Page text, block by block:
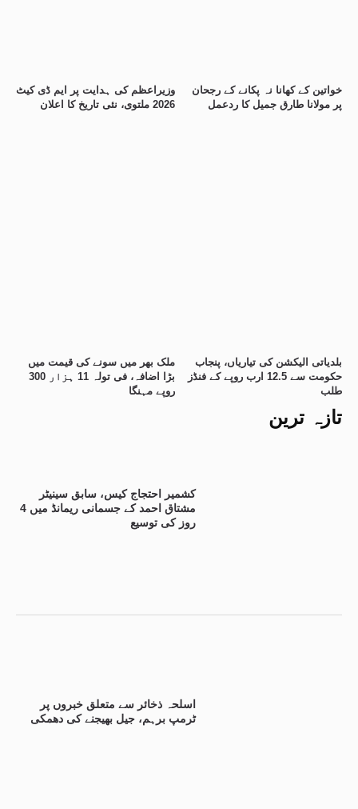
تازہ ترین
کشمیر احتجاج کیس، سابق سینیٹر
مشتاق احمد کے جسمانی ریمانڈ میں 4
روز کی توسیع
اسلحہ ذخائر سے متعلق خبروں پر
ٹرمپ برہم، جیل بھیجنے کی دھمکی
وزیراعظم کی ہدایت پر ایم ڈی کیٹ
2026 ملتوی، نئی تاریخ کا اعلان
خواتین کے کھانا نہ پکانے کے رجحان
پر مولانا طارق جمیل کا ردعمل
ملک بھر میں سونے کی قیمت میں
بڑا اضافہ، فی تولہ 11 ہزار 300
روپے مہنگا
بلدیاتی الیکشن کی تیاریاں، پنجاب
حکومت سے 12.5 ارب روپے کے فنڈز
طلب